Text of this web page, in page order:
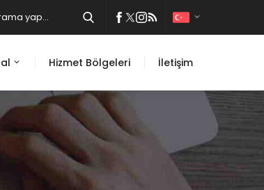
Hizmet Bölgeleri İletişim